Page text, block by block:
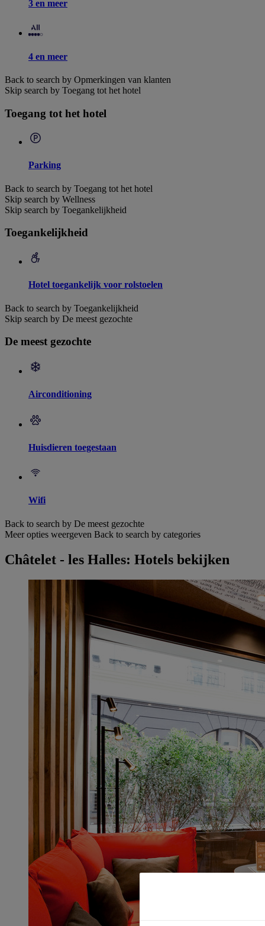
3 en meer
4 en meer
Back to search by Opmerkingen van klanten
Skip search by Toegang tot het hotel
Toegang tot het hotel
Parking
Back to search by Toegang tot het hotel
Skip search by Wellness
Skip search by Toegankelijkheid
Toegankelijkheid
Hotel toegankelijk voor rolstoelen
Back to search by Toegankelijkheid
Skip search by De meest gezochte
De meest gezochte
Airconditioning
Huisdieren toegestaan
Wifi
Back to search by De meest gezochte
Meer opties weergeven Back to search by categories
Châtelet - les Halles: Hotels bekijken